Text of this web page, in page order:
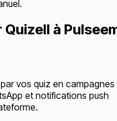
à
vos quiz en campagnes
et notifications push